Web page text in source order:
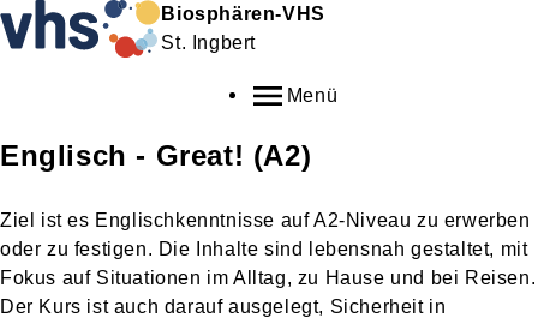
Biosphären-VHS
St. Ingbert
Menü
Englisch - Great! (A2)
Ziel ist es Englischkenntnisse auf A2-Niveau zu erwerben
oder zu festigen. Die Inhalte sind lebensnah gestaltet, mit
Fokus auf Situationen im Alltag, zu Hause und bei Reisen.
Der Kurs ist auch darauf ausgelegt, Sicherheit in